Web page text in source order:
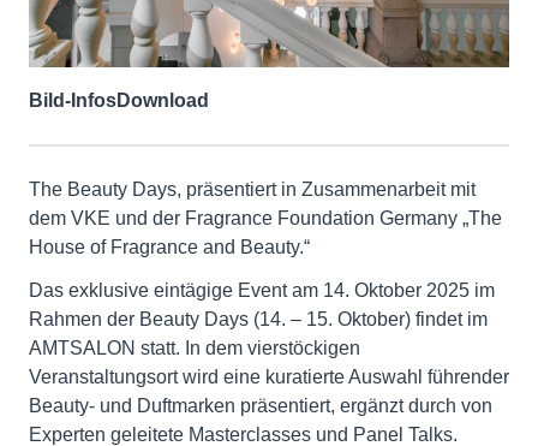
Bild-InfosDownload
The Beauty Days, präsentiert in Zusammenarbeit mit
dem VKE und der Fragrance Foundation Germany „The
House of Fragrance and Beauty.“
Das exklusive eintägige Event am 14. Oktober 2025 im
Rahmen der Beauty Days (14. – 15. Oktober) findet im
AMTSALON statt. In dem vierstöckigen
Veranstaltungsort wird eine kuratierte Auswahl führender
Beauty- und Duftmarken präsentiert, ergänzt durch von
Experten geleitete Masterclasses und Panel Talks.